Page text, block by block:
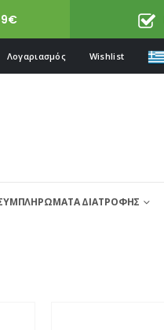
Λογαριασμός Wishlist
ΔΙΑΤΡΟΦΗΣ